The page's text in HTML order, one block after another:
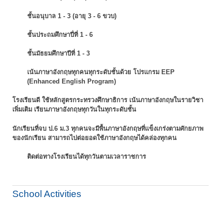
ชั้นอนุบาล 1 - 3 (อายุ 3 - 6 ขวบ)
ชั้นประถมศึกษาปี่ที่ 1 - 6
ชั้นมัธยมศึกษาปีที่ 1 - 3
เน้นภาษาอังกฤษทุกคนทุกระดับชั้นด้วย โปรแกรม EEP
(Enhanced English Program)
โรงเรียนดี ใช้หลักสูตรกระทรวงศึกษาธิการ เน้นภาษาอังกฤษในรายวิชา
เพิ่มเติม เรียนภาษาอังกฤษทุกวันในทุกระดับชั้น
นักเรียนที่จบ ป.6 ม.3 ทุกคนจะมีพื้นภาษาอังกฤษที่แข็งเกร่งตามศักยภาพ
ของนักเรียน สามารถไปต่อยอดใช้ภาษาอังกฤษได้คล่องทุกคน
ติดต่อทางโรงเรียนได้ทุกวันตามเวลาราชการ
School Activities